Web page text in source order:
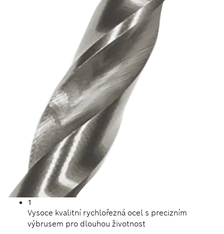
1
Vysoce kvalitní rychlořezná ocel s precizním
výbrusem pro dlouhou životnost